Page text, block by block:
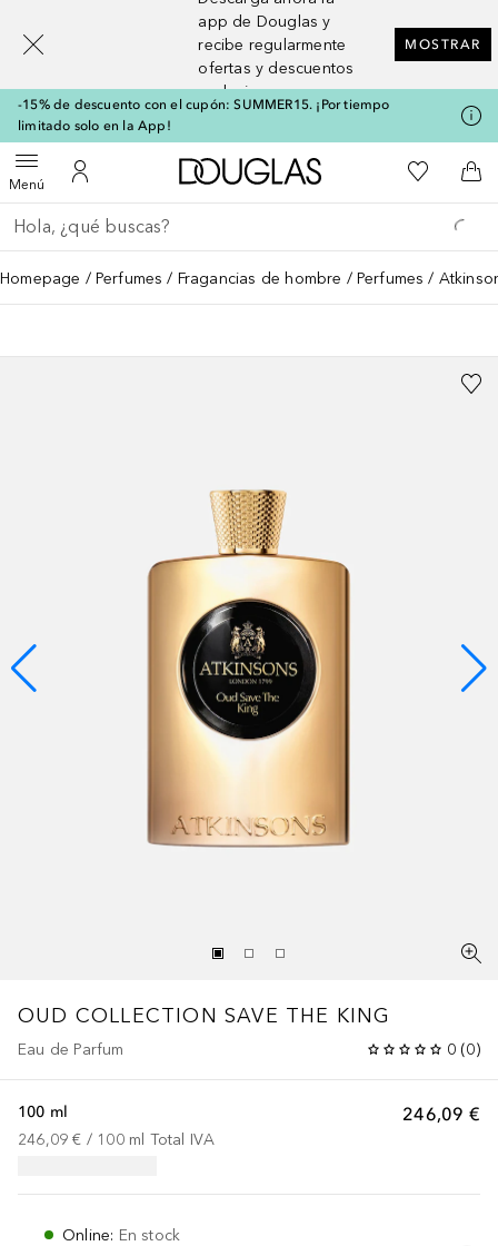
app de Douglas y
recibe regularmente
ofertas y descuentos
exclusivos
MOSTRAR
-15% de descuento con el cupón: SUMMER15. ¡Por tiempo
limitado solo en la App!
MenúAbrir menúMi cuenta
A Douglas HomeMi lista de
A
Regresar
Ejecutar búsqueda
Homepage Perfumes Fragancias de hombre Perfumes
OUD COLLECTION SAVE THE KING
Eau de Parfum 0 (0)
246,09 €
100 ml
246,09 € / 100 ml Total IVA
Online: En stock
[navigation.slideout.screenreader]